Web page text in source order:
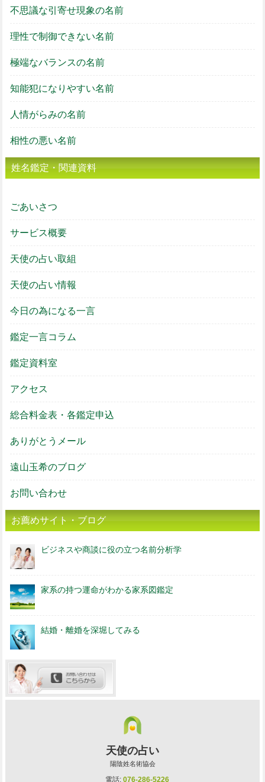
不思議な引寄せ現象の名前
理性で制御できない名前
極端なバランスの名前
知能犯になりやすい名前
人情がらみの名前
相性の悪い名前
姓名鑑定・関連資料
ごあいさつ
サービス概要
天使の占い取組
天使の占い情報
今日の為になる一言
鑑定一言コラム
鑑定資料室
アクセス
総合料金表・各鑑定申込
ありがとうメール
遠山玉希のブログ
お問い合わせ
お薦めサイト・ブログ
ビジネスや商談に役の立つ名前分析学
家系の持つ運命がわかる家系図鑑定
結婚・離婚を深堀してみる
天使の占い
陽陰姓名術協会
電話:076-286-5226